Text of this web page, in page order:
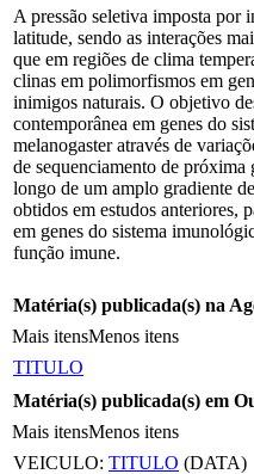
A pressão seletiva imposta por
latitude, sendo as interações
que em regiões de clima
clinas em polimorfismos em
inimigos naturais. O objetivo
contemporânea em genes do
melanogaster através de
de sequenciamento de próxima
longo de um amplo gradiente
obtidos em estudos anteriores,
em genes do sistema
função imune.
Matéria(s) publicada(s) na
Mais itensMenos itens
TITULO
Matéria(s) publicada(s) em
Mais itensMenos itens
VEICULO: TITULO (DATA)